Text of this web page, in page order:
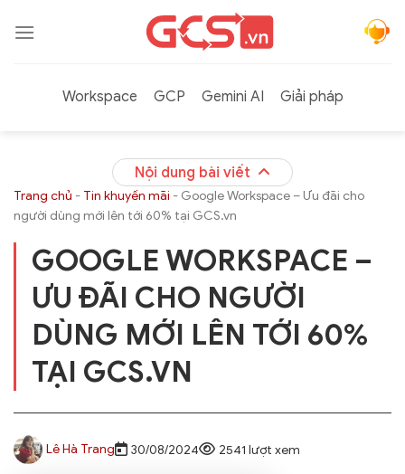
qua
Workspace
GCP Gemini AI Giải pháp
Nội dung bài viết
Trang chủ - Tin khuyến mãi - Google Workspace – Ưu đãi cho
người dùng mới lên tới 60% tại GCS.vn
GOOGLE WORKSPACE –
ƯU ĐÃI CHO NGƯỜI
DÙNG MỚI LÊN TỚI 60%
TẠI GCS.VN
Lê Hà Trang 30/08/2024 2541 lượt xem